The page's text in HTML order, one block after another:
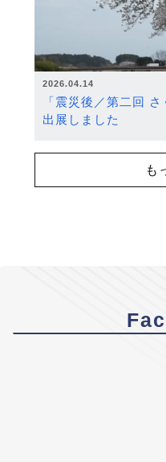
2026.04.14
「震災後／第二回
出展しました
も